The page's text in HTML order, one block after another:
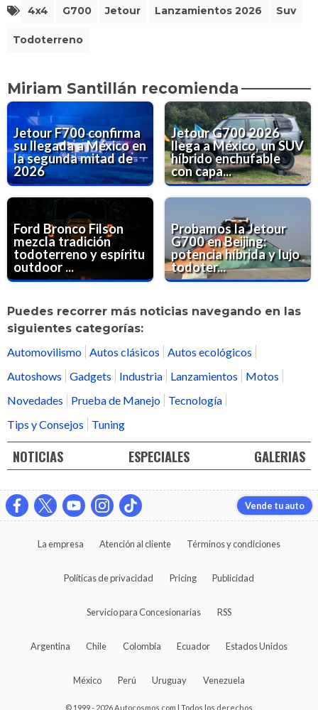
4x4 G700 Jetour Lanzamientos 2026 Suv
Todoterreno
Miriam Santillán recomienda
Jetour F700 confirma
su llegada a México en
la segunda mitad de
2026
Jetour G700 2026
llega a México, un SUV
híbrido enchufable
con capa...
Ford Bronco Filson
mezcla tradición
todoterreno y espíritu
outdoor ...
Probamos la Jetour
G700 en Beijing:
potencia híbrida y lujo
todoter...
Puedes recorrer más noticias navegando en las
siguientes categorías:
Automovilismo Autos clásicos
Autos ecológicos
Autoshows
Gadgets Industria Lanzamientos
Motos
Novedades
Prueba de Manejo
Tecnología
Tips y Consejos
Tuning
NOTICIAS ESPECIALES GALERIAS
Vende tu auto
La empresa Atención al cliente Términos y condiciones
Políticas de privacidad Pricing Publicidad
Servicio para Concesionarias RSS
Argentina Chile Colombia Ecuador Estados Unidos
México Perú Uruguay Venezuela
© 1999 - 2026 Autocosmos.com | Todos los derechos